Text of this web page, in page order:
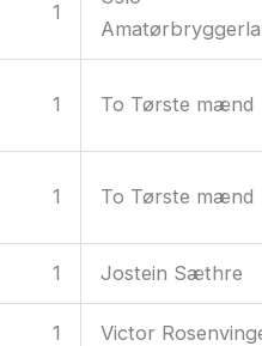
1
1 To Tørste mænd
1 To Tørste mænd
1 Jostein Sæthre
1 Victor